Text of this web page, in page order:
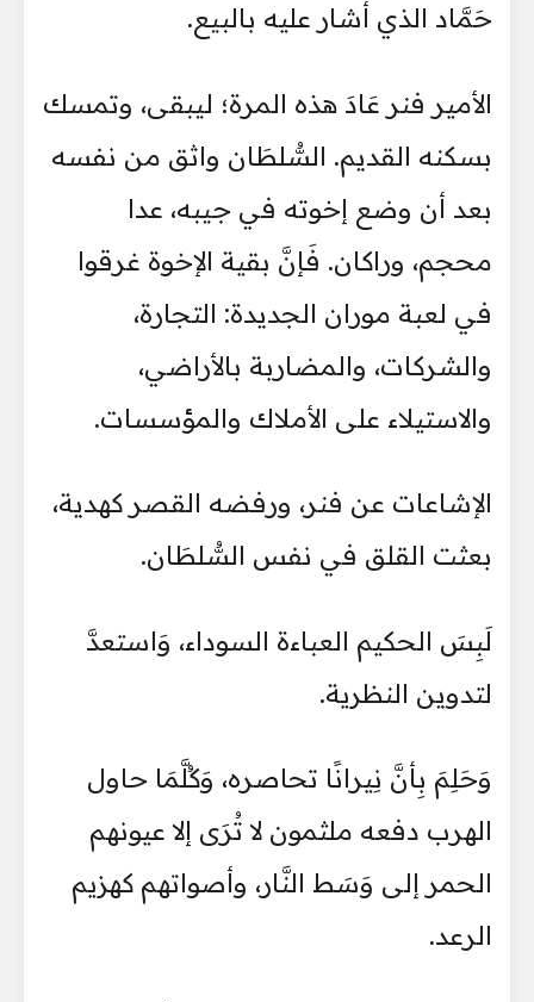
حَمَّاد الذي أشار عليه بالبيع.
الأمير فنر عَادَ هذه المرة؛ ليبقى، وتمسك
بسكنه القديم. السُّلطَان واثق من نفسه
بعد أن وضع إخوته في جيبه، عدا
محجم، وراكان. فَإنَّ بقية الإخوة غرقوا
في لعبة موران الجديدة: التجارة،
والشركات، والمضاربة بالأراضي،
والاستيلاء على الأملاك والمؤسسات.
الإشاعات عن فنر، ورفضه القصر كهدية،
بعثت القلق في نفس السُّلطَان.
لَبِسَ الحكيم العباءة السوداء، وَاستعدَّ
لتدوين النظرية.
وَحَلِمَ بِأنَّ نِيرانًا تحاصره، وَكُلَّمَا حاول
الهرب دفعه ملثمون لا تُرَى إلا عيونهم
الحمر إلى وَسَط النَّار، وأصواتهم كهزيم
الرعد.